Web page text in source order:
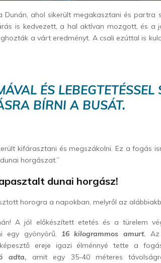
Dunán, ahol sikerült megakasztani és partra
is kedvezett, a hal aktívan mozgott, és a
a várt eredményt. A csali ezúttal is
ÉS LEBEGTETÉSSEL
BÍRNI A BUSÁT.
kifárasztani és megszákolni. Ez a fogás
horgászat.”
dunai horgász!
horogra a napokban, melyről az
A jól előkészített etetés és a türelem
egy gyönyörű, 16 kilogrammos amurt.
ereje igazi élménnyé tette a
adta, amit egy 35-40 méteres